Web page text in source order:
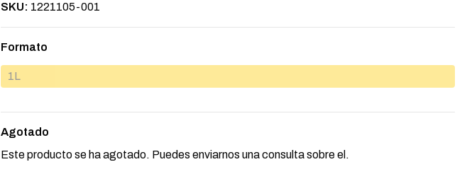
SKU: 1221105-001
Formato
1L
Agotado
Este producto se ha agotado. Puedes enviarnos una consulta sobre el.